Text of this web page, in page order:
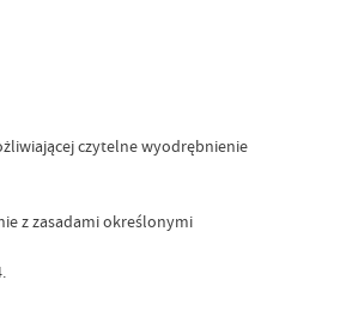
czytelne wyodrębnienie
z zasadami określonymi